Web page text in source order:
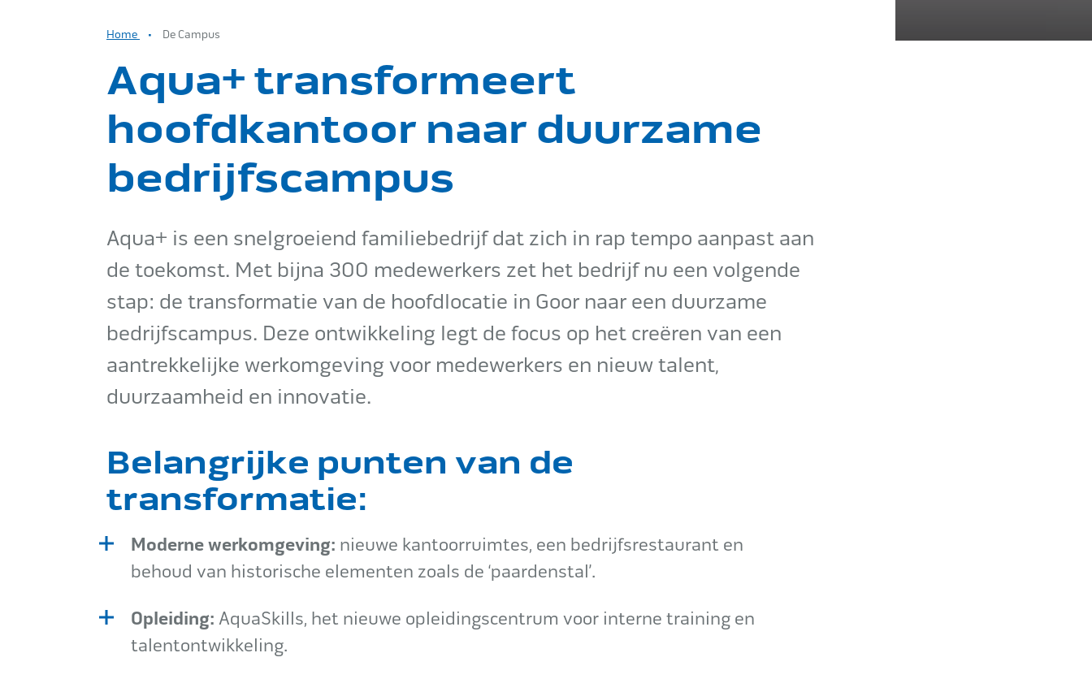
Home De Campus
Aqua+ transformeert
hoofdkantoor naar duurzame
bedrijfscampus
Aqua+ is een snelgroeiend familiebedrijf dat zich in rap tempo aanpast aan
de toekomst. Met bijna 300 medewerkers zet het bedrijf nu een volgende
stap: de transformatie van de hoofdlocatie in Goor naar een duurzame
bedrijfscampus. Deze ontwikkeling legt de focus op het creëren van een
aantrekkelijke werkomgeving voor medewerkers en nieuw talent,
duurzaamheid en innovatie.
Belangrijke punten van de
transformatie:
Moderne werkomgeving: nieuwe kantoorruimtes, een bedrijfsrestaurant en
behoud van historische elementen zoals de ‘paardenstal’.
Opleiding: AquaSkills, het nieuwe opleidingscentrum voor interne training en
talentontwikkeling.